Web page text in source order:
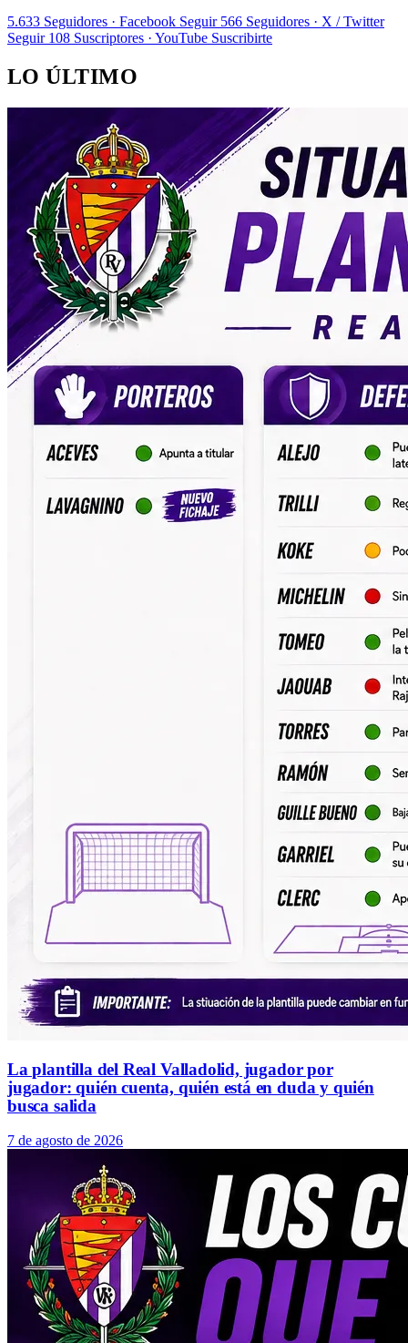
5.633 Seguidores · Facebook Seguir 566 Seguidores · X / Twitter
Seguir 108 Suscriptores · YouTube Suscribirte
LO ÚLTIMO
La plantilla del Real Valladolid, jugador por
jugador: quién cuenta, quién está en duda y quién
busca salida
7 de agosto de 2026